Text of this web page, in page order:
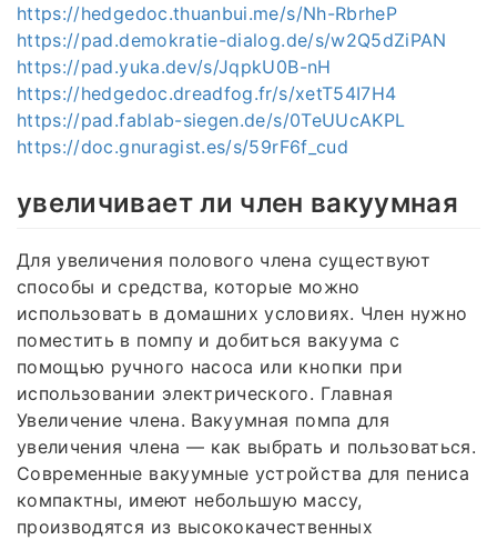
https://hedgedoc.thuanbui.me/s/Nh-RbrheP
https://pad.demokratie-dialog.de/s/w2Q5dZiPAN
https://pad.yuka.dev/s/JqpkU0B-nH
https://hedgedoc.dreadfog.fr/s/xetT54I7H4
https://pad.fablab-siegen.de/s/0TeUUcAKPL
https://doc.gnuragist.es/s/59rF6f_cud
увеличивает ли член вакуумная
Для увеличения полового члена существуют
способы и средства, которые можно
использовать в домашних условиях. Член нужно
поместить в помпу и добиться вакуума с
помощью ручного насоса или кнопки при
использовании электрического. Главная
Увеличение члена. Вакуумная помпа для
увеличения члена — как выбрать и пользоваться.
Современные вакуумные устройства для пениса
компактны, имеют небольшую массу,
производятся из высококачественных